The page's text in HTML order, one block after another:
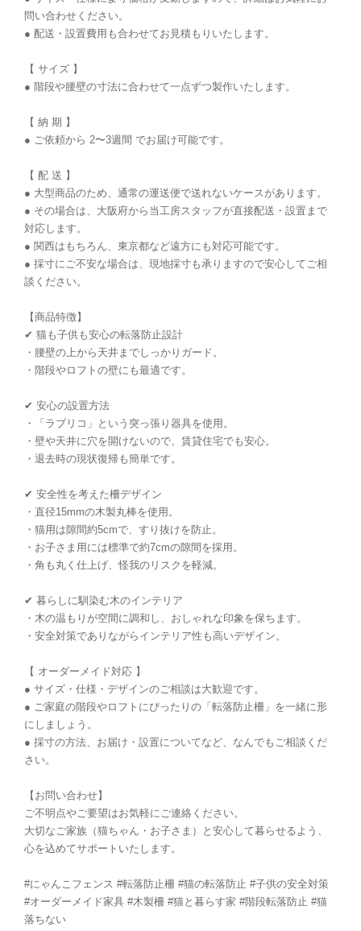
問い合わせください。
● 配送・設置費用も合わせてお見積もりいたします。
【 サイズ 】
● 階段や腰壁の寸法に合わせて一点ずつ製作いたします。
【 納 期 】
● ご依頼から 2〜3週間 でお届け可能です。
【 配 送 】
● 大型商品のため、通常の運送便で送れないケースがあります。
● その場合は、大阪府から当工房スタッフが直接配送・設置まで
対応します。
● 関西はもちろん、東京都など遠方にも対応可能です。
● 採寸にご不安な場合は、現地採寸も承りますので安心してご相
談ください。
【商品特徴】
✔ 猫も子供も安心の転落防止設計
・腰壁の上から天井までしっかりガード。
・階段やロフトの壁にも最適です。
✔ 安心の設置方法
・「ラブリコ」という突っ張り器具を使用。
・壁や天井に穴を開けないので、賃貸住宅でも安心。
・退去時の現状復帰も簡単です。
✔ 安全性を考えた柵デザイン
・直径15mmの木製丸棒を使用。
・猫用は隙間約5cmで、すり抜けを防止。
・お子さま用には標準で約7cmの隙間を採用。
・角も丸く仕上げ、怪我のリスクを軽減。
✔ 暮らしに馴染む木のインテリア
・木の温もりが空間に調和し、おしゃれな印象を保ちます。
・安全対策でありながらインテリア性も高いデザイン。
【 オーダーメイド対応 】
● サイズ・仕様・デザインのご相談は大歓迎です。
● ご家庭の階段やロフトにぴったりの「転落防止柵」を一緒に形
にしましょう。
● 採寸の方法、お届け・設置についてなど、なんでもご相談くだ
さい。
【お問い合わせ】
ご不明点やご要望はお気軽にご連絡ください。
大切なご家族（猫ちゃん・お子さま）と安心して暮らせるよう、
心を込めてサポートいたします。
#にゃんこフェンス #転落防止柵 #猫の転落防止 #子供の安全対策
#オーダーメイド家具 #木製柵 #猫と暮らす家 #階段転落防止 #猫
落ちない